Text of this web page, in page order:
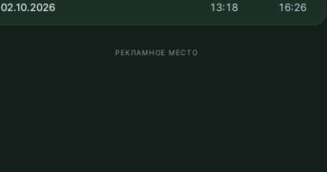
02.10.2026 13:18 16:26
РЕКЛАМНОЕ МЕСТО